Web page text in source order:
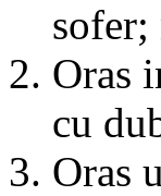
Oras
cu
Oras